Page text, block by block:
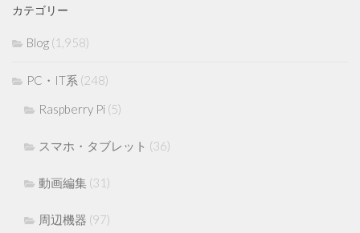
カテゴリー
Blog (1,958)
PC・IT系 (248)
Raspberry Pi (5)
スマホ・タブレット (36)
動画編集 (31)
周辺機器 (97)